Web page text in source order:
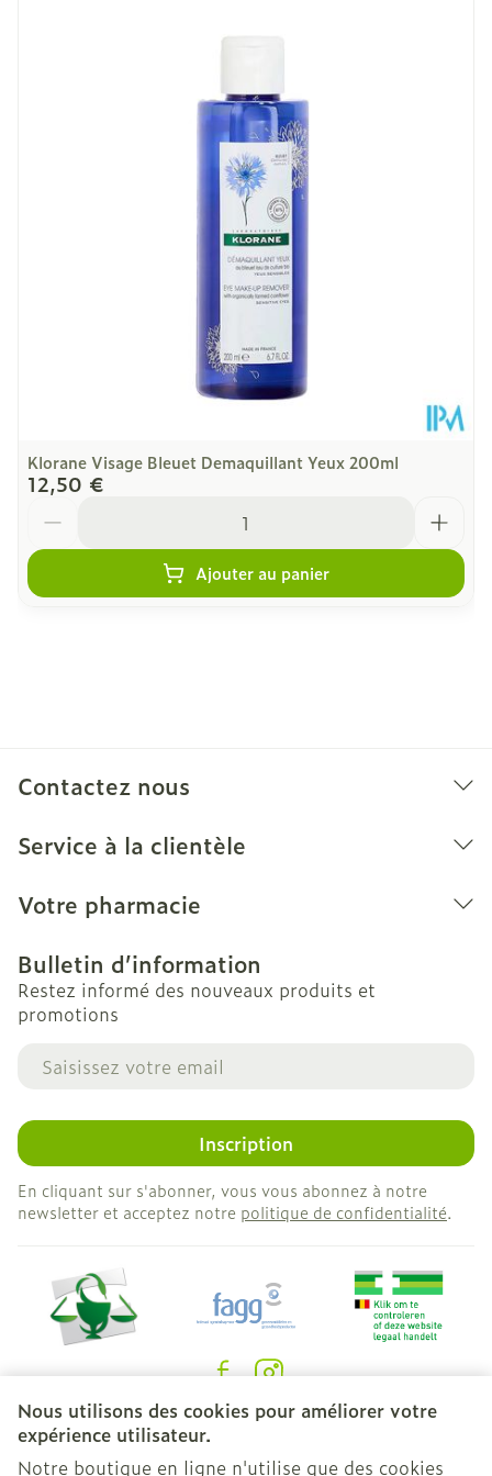
Nous utilisons des cookies pour améliorer votre
expérience utilisateur.
Notre boutique en ligne n'utilise que des cookies
152 mm
48 mm
Température ambiante (15°C -
Klorane Visage Bleuet Demaquillant Yeux 200ml
12,50 €
Ajouter au panier
Contactez nous
Service à la clientèle
Votre pharmacie
Bulletin d’information
Restez informé des nouveaux produits et
promotions
Adresse mail
Inscription
En cliquant sur s'abonner, vous vous abonnez à notre
newsletter et acceptez notre politique de confidentialité.
Liens légaux